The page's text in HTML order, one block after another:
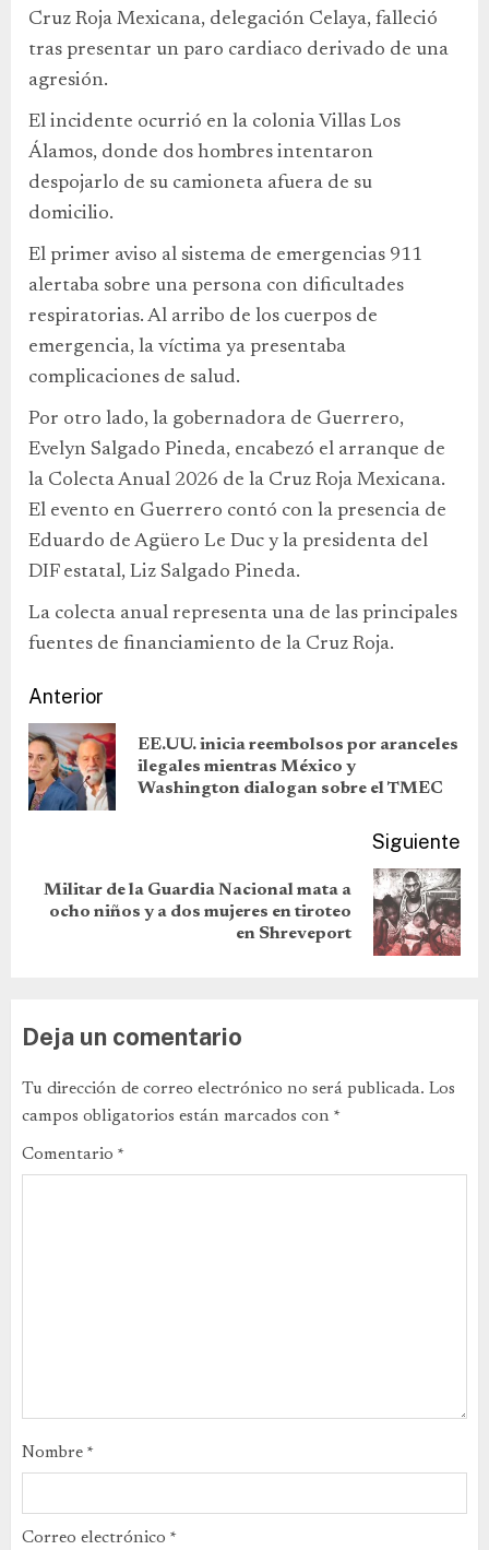
Cruz Roja Mexicana, delegación Celaya, falleció
tras presentar un paro cardiaco derivado de una
agresión.
El incidente ocurrió en la colonia Villas Los
Álamos, donde dos hombres intentaron
despojarlo de su camioneta afuera de su
domicilio.
El primer aviso al sistema de emergencias 911
alertaba sobre una persona con dificultades
respiratorias. Al arribo de los cuerpos de
emergencia, la víctima ya presentaba
complicaciones de salud.
Por otro lado, la gobernadora de Guerrero,
Evelyn Salgado Pineda, encabezó el arranque de
la Colecta Anual 2026 de la Cruz Roja Mexicana.
El evento en Guerrero contó con la presencia de
Eduardo de Agüero Le Duc y la presidenta del
DIF estatal, Liz Salgado Pineda.
La colecta anual representa una de las principales
fuentes de financiamiento de la Cruz Roja.
Anterior
EE.UU. inicia reembolsos por aranceles
ilegales mientras México y
Washington dialogan sobre el TMEC
Siguiente
Militar de la Guardia Nacional mata a
ocho niños y a dos mujeres en tiroteo
en Shreveport
Deja un comentario
Tu dirección de correo electrónico no será publicada. Los
campos obligatorios están marcados con *
Comentario *
Nombre *
Correo electrónico *